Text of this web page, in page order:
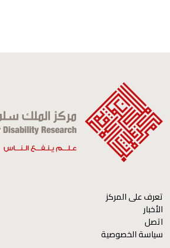
تعرف على المركز
الأخبار
اتصل
سياسة الخصوصية